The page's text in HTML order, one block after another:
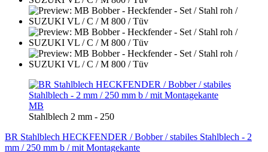
MB
Stahlblech 2 mm - 250
BR Stahlblech HECKFENDER / Bobber / stabiles Stahlblech - 2
mm / 250 mm b / mit Montagekante